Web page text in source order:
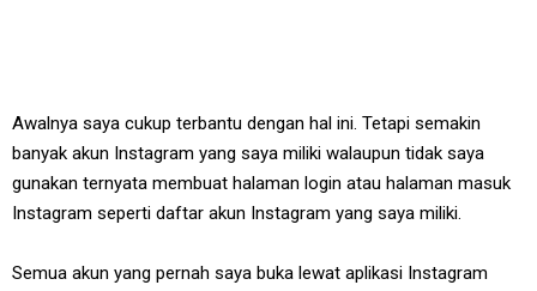
Awalnya saya cukup terbantu dengan hal ini. Tetapi semakin
banyak akun Instagram yang saya miliki walaupun tidak saya
gunakan ternyata membuat halaman login atau halaman masuk
Instagram seperti daftar akun Instagram yang saya miliki.
Semua akun yang pernah saya buka lewat aplikasi Instagram